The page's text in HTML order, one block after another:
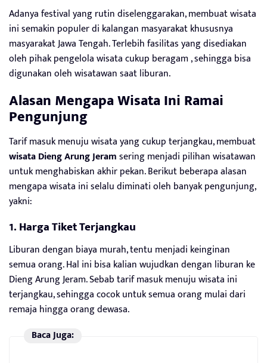
Adanya festival yang rutin diselenggarakan, membuat wisata
ini semakin populer di kalangan masyarakat khususnya
masyarakat Jawa Tengah. Terlebih fasilitas yang disediakan
oleh pihak pengelola wisata cukup beragam , sehingga bisa
digunakan oleh wisatawan saat liburan.
Alasan Mengapa Wisata Ini Ramai
Pengunjung
Tarif masuk menuju wisata yang cukup terjangkau, membuat
wisata Dieng Arung Jeramsering menjadi pilihan wisatawan
untuk menghabiskan akhir pekan. Berikut beberapa alasan
mengapa wisata ini selalu diminati oleh banyak pengunjung,
yakni:
1. Harga Tiket Terjangkau
Liburan dengan biaya murah, tentu menjadi keinginan
semua orang. Hal ini bisa kalian wujudkan dengan liburan ke
Dieng Arung Jeram. Sebab tarif masuk menuju wisata ini
terjangkau, sehingga cocok untuk semua orang mulai dari
remaja hingga orang dewasa.
Baca Juga: